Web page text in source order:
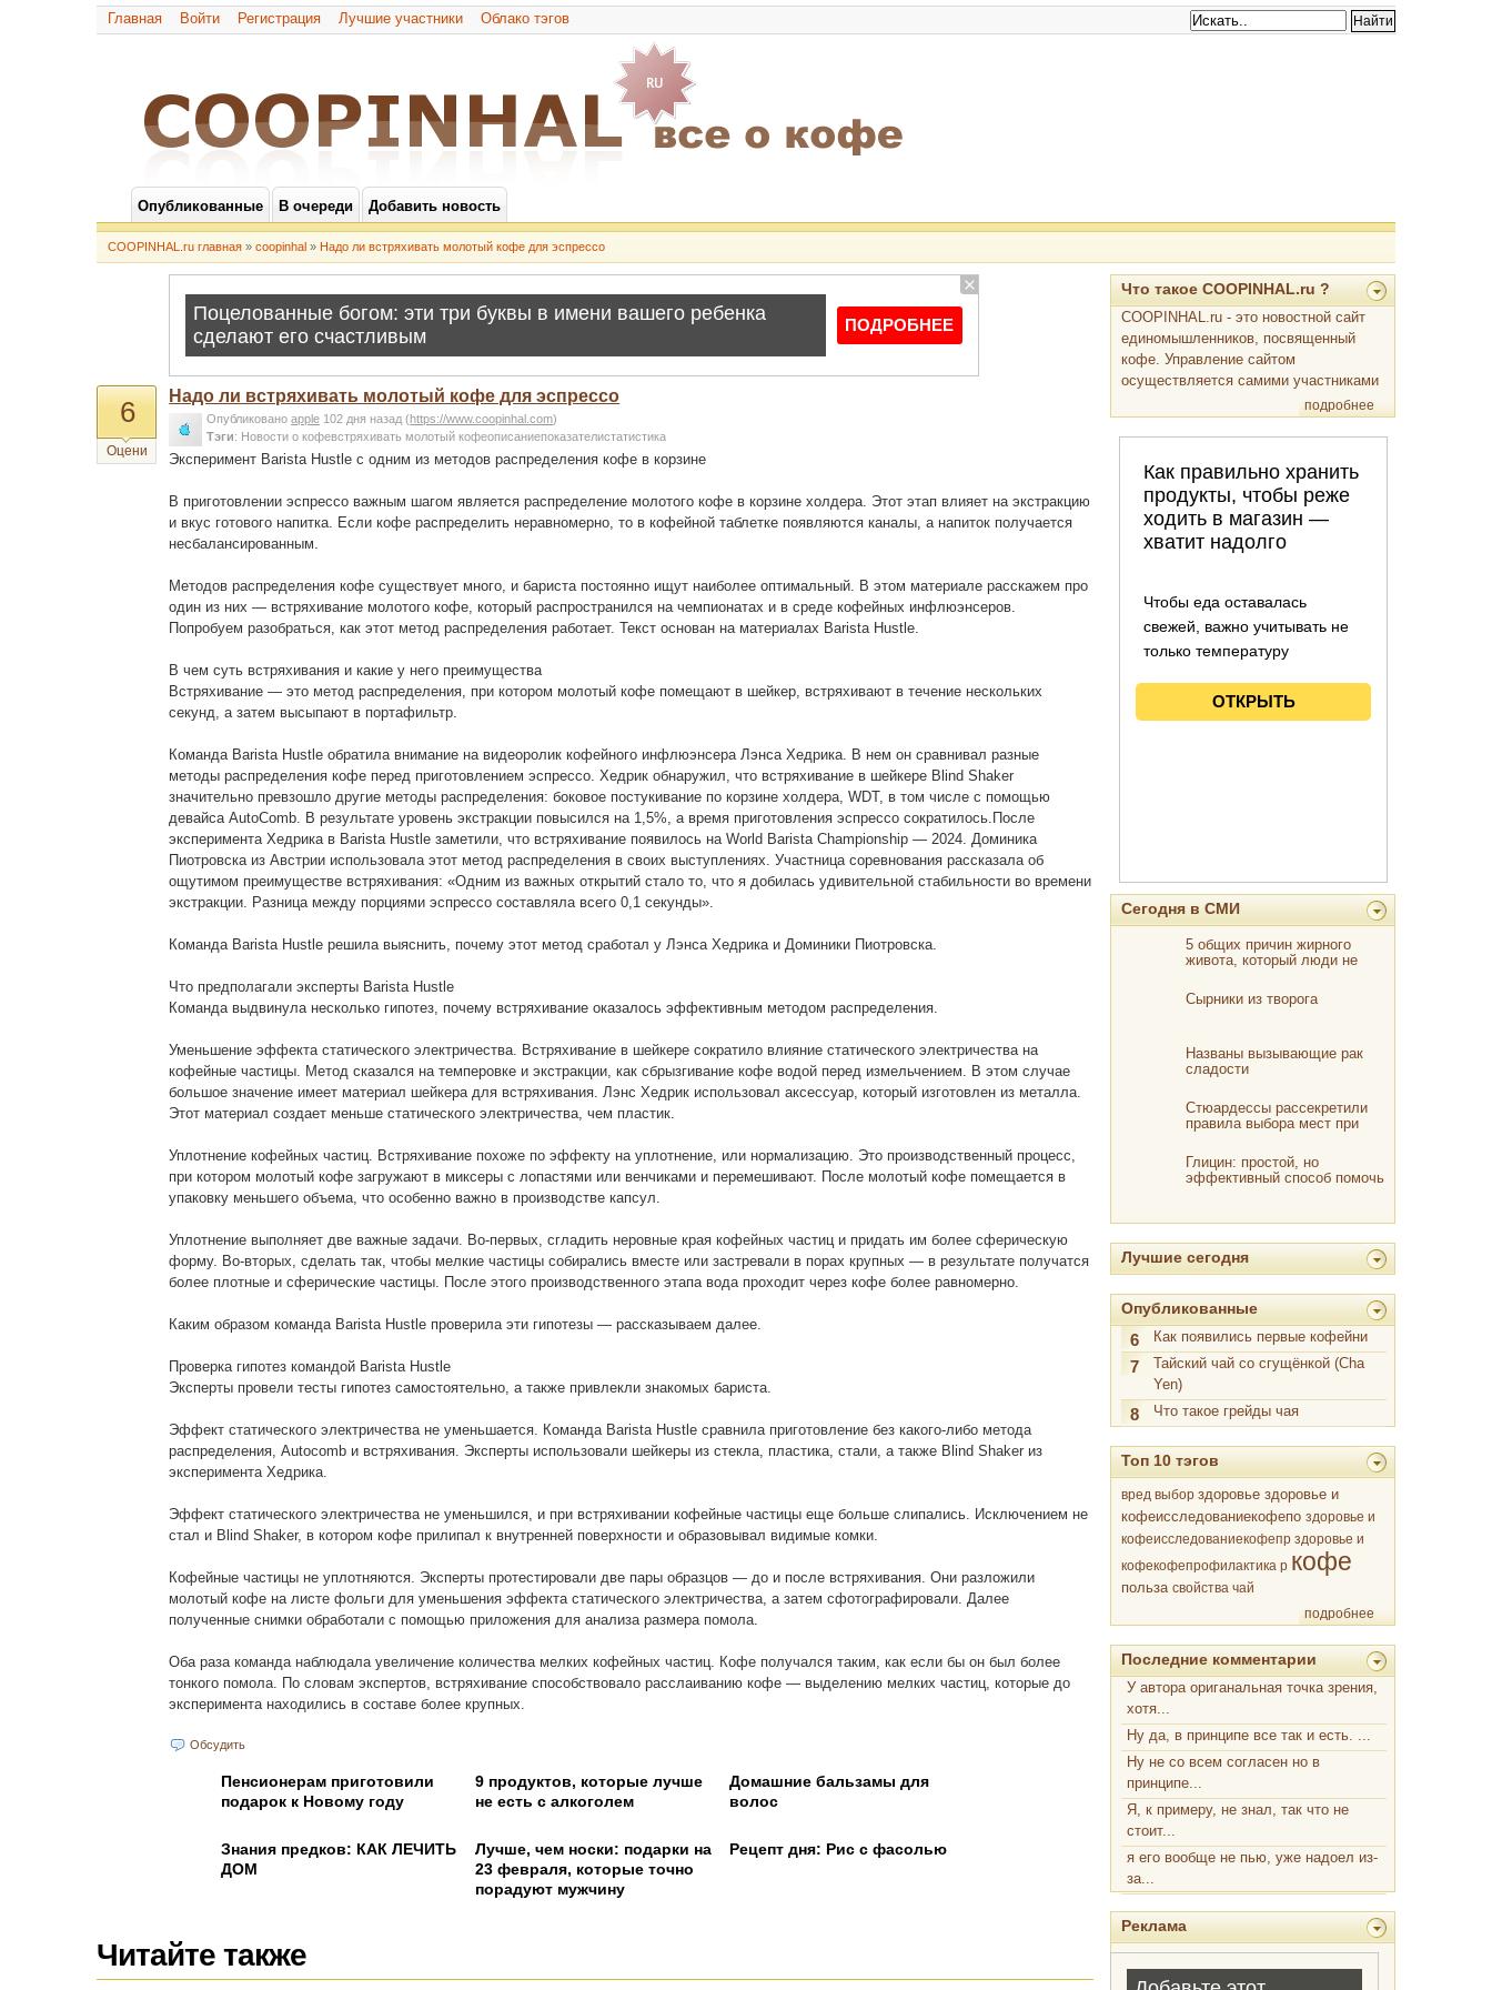
Главная Войти Регистрация Лучшие участники Облако тэгов
Опубликованные В очереди Добавить новость
COOPINHAL.ru главная »coopinhal »Надо ли встряхивать молотый кофе для эспрессо
6
Оцени
Надо ли встряхивать молотый кофе для эспрессо
Опубликованоapple 102 дня назад(https://www.coopinhal.com)
Тэги: Новости о кофевстряхивать молотый кофеописаниепоказателистатистика
Эксперимент Barista Hustle c одним из методов распределения кофе в корзине
В приготовлении эспрессо важным шагом является распределение молотого кофе в корзине холдера. Этот этап влияет на экстракцию
и вкус готового напитка. Если кофе распределить неравномерно, то в кофейной таблетке появляются каналы, а напиток получается
несбалансированным.
Методов распределения кофе существует много, и бариста постоянно ищут наиболее оптимальный. В этом материале расскажем про
один из них — встряхивание молотого кофе, который распространился на чемпионатах и в среде кофейных инфлюэнсеров.
Попробуем разобраться, как этот метод распределения работает. Текст основан на материалах Barista Hustle.
В чем суть встряхивания и какие у него преимущества
Встряхивание — это метод распределения, при котором молотый кофе помещают в шейкер, встряхивают в течение нескольких
секунд, а затем высыпают в портафильтр.
Команда Barista Hustle обратила внимание на видеоролик кофейного инфлюэнсера Лэнса Хедрика. В нем он сравнивал разные
методы распределения кофе перед приготовлением эспрессо. Хедрик обнаружил, что встряхивание в шейкере Blind Shaker
значительно превзошло другие методы распределения: боковое постукивание по корзине холдера, WDT, в том числе с помощью
девайса AutoComb. В результате уровень экстракции повысился на 1,5%, а время приготовления эспрессо сократилось.После
эксперимента Хедрика в Barista Hustle заметили, что встряхивание появилось на World Barista Championship — 2024. Доминика
Пиотровска из Австрии использовала этот метод распределения в своих выступлениях. Участница соревнования рассказала об
ощутимом преимуществе встряхивания: «Одним из важных открытий стало то, что я добилась удивительной стабильности во времени
экстракции. Разница между порциями эспрессо составляла всего 0,1 секунды».
Команда Barista Hustle решила выяснить, почему этот метод сработал у Лэнса Хедрика и Доминики Пиотровска.
Что предполагали эксперты Barista Hustle
Команда выдвинула несколько гипотез, почему встряхивание оказалось эффективным методом распределения.
Уменьшение эффекта статического электричества. Встряхивание в шейкере сократило влияние статического электричества на
кофейные частицы. Метод сказался на темперовке и экстракции, как сбрызгивание кофе водой перед измельчением. В этом случае
большое значение имеет материал шейкера для встряхивания. Лэнс Хедрик использовал аксессуар, который изготовлен из металла.
Этот материал создает меньше статического электричества, чем пластик.
Уплотнение кофейных частиц. Встряхивание похоже по эффекту на уплотнение, или нормализацию. Это производственный процесс,
при котором молотый кофе загружают в миксеры с лопастями или венчиками и перемешивают. После молотый кофе помещается в
упаковку меньшего объема, что особенно важно в производстве капсул.
Уплотнение выполняет две важные задачи. Во-первых, сгладить неровные края кофейных частиц и придать им более сферическую
форму. Во-вторых, сделать так, чтобы мелкие частицы собирались вместе или застревали в порах крупных — в результате получатся
более плотные и сферические частицы. После этого производственного этапа вода проходит через кофе более равномерно.
Каким образом команда Barista Hustle проверила эти гипотезы — рассказываем далее.
Проверка гипотез командой Barista Hustle
Эксперты провели тесты гипотез самостоятельно, а также привлекли знакомых бариста.
Эффект статического электричества не уменьшается. Команда Barista Hustle сравнила приготовление без какого-либо метода
распределения, Autocomb и встряхивания. Эксперты использовали шейкеры из стекла, пластика, стали, а также Blind Shaker из
эксперимента Хедрика.
Эффект статического электричества не уменьшился, и при встряхивании кофейные частицы еще больше слипались. Исключением не
стал и Blind Shaker, в котором кофе прилипал к внутренней поверхности и образовывал видимые комки.
Кофейные частицы не уплотняются. Эксперты протестировали две пары образцов — до и после встряхивания. Они разложили
молотый кофе на листе фольги для уменьшения эффекта статического электричества, а затем сфотографировали. Далее
полученные снимки обработали с помощью приложения для анализа размера помола.
Оба раза команда наблюдала увеличение количества мелких кофейных частиц. Кофе получался таким, как если бы он был более
тонкого помола. По словам экспертов, встряхивание способствовало расслаиванию кофе — выделению мелких частиц, которые до
эксперимента находились в составе более крупных.
Обсудить
Пенсионерам приготовили
подарок к Новому году
9 продуктов, которые лучше
не есть с алкоголем
Домашние бальзамы для
волос
Знания предков: КАК ЛЕЧИТЬ
ДОМ
Лучше, чем носки: подарки на
23 февраля, которые точно
порадуют мужчину
Рецепт дня: Рис с фасолью
Читайте также
Что такое COOPINHAL.ru ?
COOPINHAL.ru - это новостной сайт
единомышленников, посвященный
кофе. Управление сайтом
осуществляется самими участниками
подробнее
Сегодня в СМИ
5 общих причин жирного
живота, который люди не
не исправляют
Сырники из творога
Названы вызывающие рак
сладости
Стюардессы рассекретили
правила выбора мест при
Глицин: простой, но
эффективный способ помочь
Лучшие сегодня
Опубликованные
6
Как появились первые кофейни
7
Тайский чай со сгущёнкой (Cha
Yen)
8 Что такое грейды чая
Топ 10 тэгов
вред выбор здоровье здоровье и
кофеисследованиекофепо здоровье и
кофеисследованиекофепр здоровье и
кофекофепрофилактика р кофе
польза свойства чай
подробнее
Последние комментарии
У автора ориганальная точка зрения,
хотя...
Ну да, в принципе все так и есть. ...
Ну не со всем согласен но в
принципе...
Я, к примеру, не знал, так что не
стоит...
я его вообще не пью, уже надоел из-
за...
Реклама